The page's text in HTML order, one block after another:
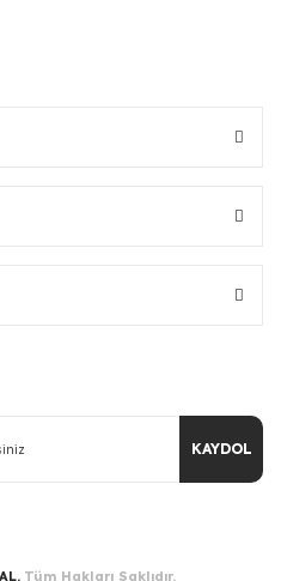
KAYDOL
Tüm Hakları Saklıdır.